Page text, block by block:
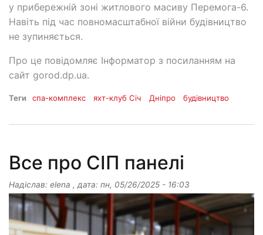
у прибережній зоні житлового масиву Перемога-6.
Навіть під час повномасштабної війни будівництво
не зупиняється.
Про це повідомляє Інформатор з посиланням на
сайт gorod.dp.ua.
Теги спа-комплекс яхт-клуб Січ Дніпро будівництво
Все про СІП панелі
Надіслав: elena , дата: пн, 05/26/2025 - 16:03